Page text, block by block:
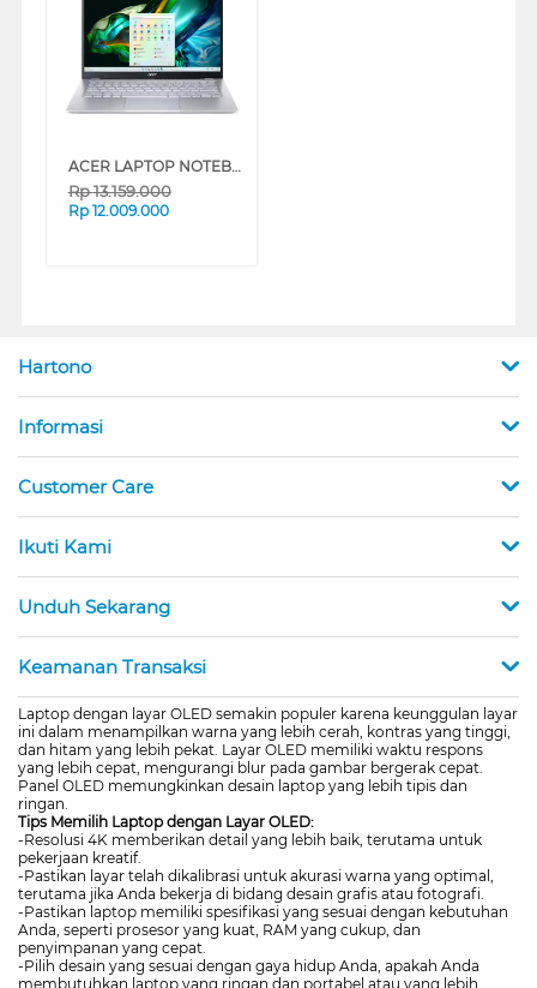
ACER LAPTOP NOTEBOOK SWIFT GO SFG14-41-R3ZH AMD RYZEN 7-7730U
Rp13.159.000
Rp 12.009.000
Hartono
Informasi
Customer Care
Ikuti Kami
Unduh Sekarang
Keamanan Transaksi
Laptop dengan layar OLED semakin populer karena keunggulan layar
ini dalam menampilkan warna yang lebih cerah, kontras yang tinggi,
dan hitam yang lebih pekat. Layar OLED memiliki waktu respons
yang lebih cepat, mengurangi blur pada gambar bergerak cepat.
Panel OLED memungkinkan desain laptop yang lebih tipis dan
ringan.
Tips Memilih Laptop dengan Layar OLED:
-Resolusi 4K memberikan detail yang lebih baik, terutama untuk
pekerjaan kreatif.
-Pastikan layar telah dikalibrasi untuk akurasi warna yang optimal,
terutama jika Anda bekerja di bidang desain grafis atau fotografi.
-Pastikan laptop memiliki spesifikasi yang sesuai dengan kebutuhan
Anda, seperti prosesor yang kuat, RAM yang cukup, dan
penyimpanan yang cepat.
-Pilih desain yang sesuai dengan gaya hidup Anda, apakah Anda
membutuhkan laptop yang ringan dan portabel atau yang lebih